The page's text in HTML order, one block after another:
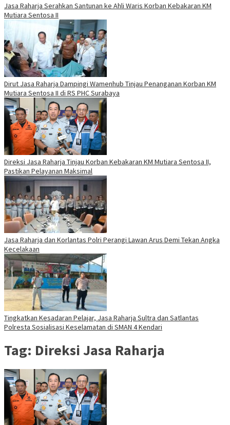
Jasa Raharja Serahkan Santunan ke Ahli Waris Korban Kebakaran KM
Mutiara Sentosa II
Dirut Jasa Raharja Dampingi Wamenhub Tinjau Penanganan Korban KM
Mutiara Sentosa II di RS PHC Surabaya
Direksi Jasa Raharja Tinjau Korban Kebakaran KM Mutiara Sentosa II,
Pastikan Pelayanan Maksimal
Jasa Raharja dan Korlantas Polri Perangi Lawan Arus Demi Tekan Angka
Kecelakaan
Tingkatkan Kesadaran Pelajar, Jasa Raharja Sultra dan Satlantas
Polresta Sosialisasi Keselamatan di SMAN 4 Kendari
Tag: Direksi Jasa Raharja